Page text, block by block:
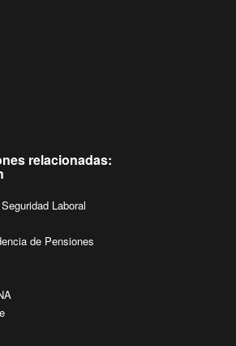
relacionadas:
Laboral
de Pensiones